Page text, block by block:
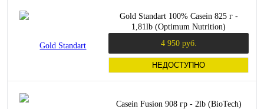
Gold Standart 100% Casein 825 г -
1,81lb (Optimum Nutrition)
4 950 руб.
НЕДОСТУПНО
Casein Fusion 908 гр - 2lb (BioTech)